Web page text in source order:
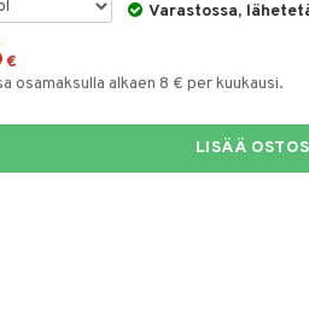
Varastossa,
€
osamaksulla alkaen 8 € per kuukausi.
LISÄÄ